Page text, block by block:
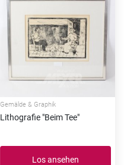
Gemälde & Graphik
Lithografie "Beim Tee"
Los ansehen